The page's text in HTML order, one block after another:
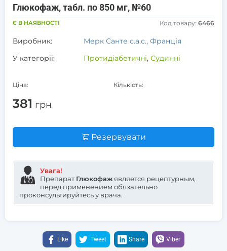
Глюкофаж, табл. по 850 мг, №60
Є В НАЯВНОСТІ Код товару: 6466
Виробник:
Мерк Санте с.а.с., Франція
У категорії:
Протидіабетичні, Судинні
Ціна:
381 грн
Кількість:
Резервувати
Увага!
Препарат Глюкофажявляется рецептурным,
перед применением обязательно
проконсультируйтесь у врача.
Like Tweet Share Viber